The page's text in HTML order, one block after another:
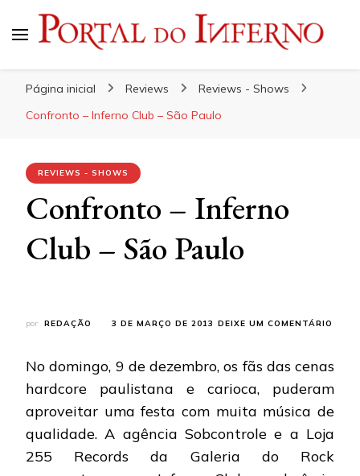
Página inicial Reviews
Reviews - Shows
Confronto – Inferno Club – São Paulo
REVIEWS - SHOWS
Confronto – Inferno
Club – São Paulo
por REDAÇÃO 3 DE MARÇO DE 2013 DEIXE UM COMENTÁRIO
–
SÃO
No domingo, 9 de dezembro, os fãs das cenas
hardcore paulistana e carioca, puderam
aproveitar uma festa com muita música de
qualidade. A agência Sobcontrole e a Loja
255 Records da Galeria do Rock